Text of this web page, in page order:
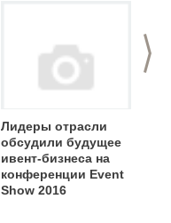
>
Лидеры отрасли
обсудили будущее
ивент-бизнеса на
конференции Event
Show 2016